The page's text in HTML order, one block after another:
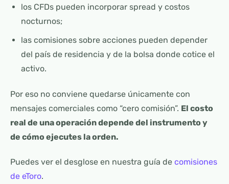
los CFDs pueden incorporar spread y costos
nocturnos;
las comisiones sobre acciones pueden depender
del país de residencia y de la bolsa donde cotice el
activo.
Por eso no conviene quedarse únicamente con
mensajes comerciales como “cero comisión”. El costo
real de una operación depende del instrumento y
de cómo ejecutes la orden.
Puedes ver el desglose en nuestra guía de comisiones
de eToro.